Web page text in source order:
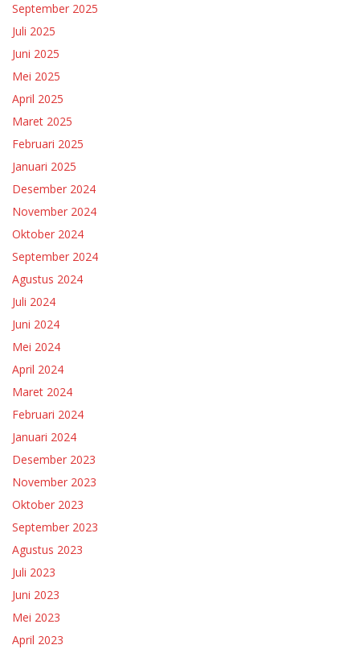
September 2025
Juli 2025
Juni 2025
Mei 2025
April 2025
Maret 2025
Februari 2025
Januari 2025
Desember 2024
November 2024
Oktober 2024
September 2024
Agustus 2024
Juli 2024
Juni 2024
Mei 2024
April 2024
Maret 2024
Februari 2024
Januari 2024
Desember 2023
November 2023
Oktober 2023
September 2023
Agustus 2023
Juli 2023
Juni 2023
Mei 2023
April 2023